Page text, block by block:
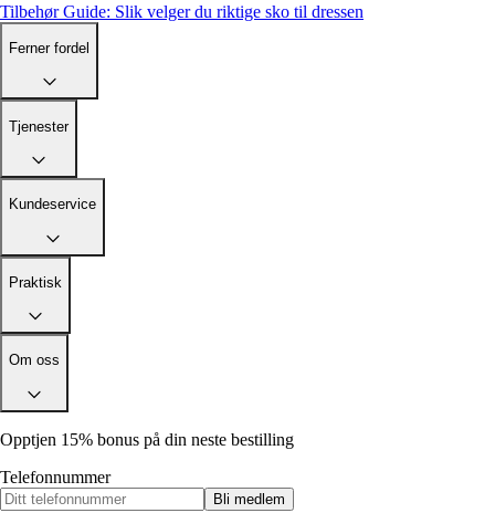
Tilbehør Guide: Slik velger du riktige sko til dressen
Ferner fordel
Tjenester
Kundeservice
Praktisk
Om oss
Opptjen 15% bonus på din neste bestilling
Telefonnummer
Bli medlem